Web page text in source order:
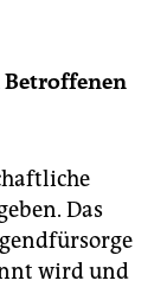
Betroffenen
Das
wird und